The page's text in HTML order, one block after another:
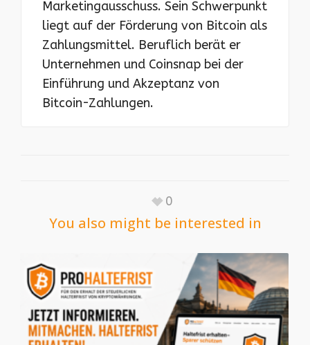
Marketingausschuss. Sein Schwerpunkt
liegt auf der Förderung von Bitcoin als
Zahlungsmittel. Beruflich berät er
Unternehmen und Coinsnap bei der
Einführung und Akzeptanz von
Bitcoin-Zahlungen.
0
You also might be interested in